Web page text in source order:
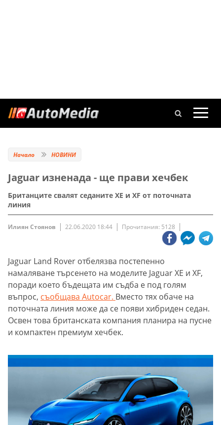
Начало НОВИНИ
Jaguar изненада - ще прави хечбек
Британците свалят седаните XE и XF от поточната
линия
Илиян Стоянов 22.06.2020 18:44 Прочитания: 5128
Jaguar Land Rover отбелязва постепенно
намаляване търсенето на моделите Jaguar XE и XF,
поради което бъдещата им съдба е под голям
въпрос, съобщава Autocar. Вместо тях обаче на
поточната линия може да се появи хибриден седан.
Освен това британската компания планира на пусне
и компактен премиум хечбек.